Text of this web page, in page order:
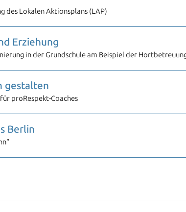
des Lokalen Aktionsplans (LAP)
Erziehung
in der Grundschule am Beispiel der
gestalten
proRespekt-Coaches
Berlin